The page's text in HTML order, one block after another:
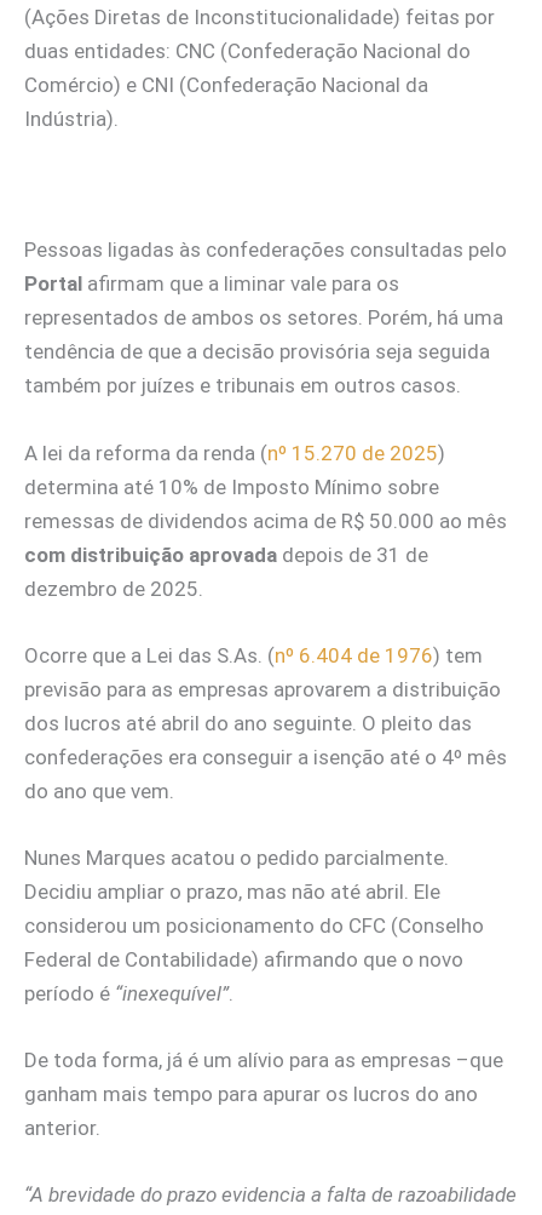
(Ações Diretas de Inconstitucionalidade) feitas por
duas entidades: CNC (Confederação Nacional do
Comércio) e CNI (Confederação Nacional da
Indústria).
Pessoas ligadas às confederações consultadas pelo
Portal afirmam que a liminar vale para os
representados de ambos os setores. Porém, há uma
tendência de que a decisão provisória seja seguida
também por juízes e tribunais em outros casos.
A lei da reforma da renda (nº 15.270 de 2025)
determina até 10% de Imposto Mínimo sobre
remessas de dividendos acima de R$ 50.000 ao mês
com distribuição aprovada depois de 31 de
dezembro de 2025.
Ocorre que a Lei das S.As. (nº 6.404 de 1976) tem
previsão para as empresas aprovarem a distribuição
dos lucros até abril do ano seguinte. O pleito das
confederações era conseguir a isenção até o 4º mês
do ano que vem.
Nunes Marques acatou o pedido parcialmente.
Decidiu ampliar o prazo, mas não até abril. Ele
considerou um posicionamento do CFC (Conselho
Federal de Contabilidade) afirmando que o novo
período é “inexequível”.
De toda forma, já é um alívio para as empresas –que
ganham mais tempo para apurar os lucros do ano
anterior.
“A brevidade do prazo evidencia a falta de razoabilidade